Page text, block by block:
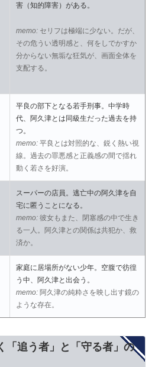
害（知的障害）がある。
memo: セリフは極端に少ない。だが、
その危うい透明感と、何をしでかすか
分からない無垢な狂気が、画面全体を
支配する。
平良の部下となる若手刑事。中学時
代、阿久津とは同級生だった過去を持
つ。
memo: 平良とは対照的な、鋭く熱い視
線。過去の罪悪感と正義感の間で揺れ
動く若さを好演。
スーパーの店員。逃亡中の阿久津を自
宅に匿うことになる。
memo: 彼女もまた、閉塞感の中で生き
る一人。阿久津との関係は共犯か、救
済か。
家庭に居場所がない少年。空腹で彷徨
う中、阿久津と出会う。
memo: 阿久津の純粋さを映し出す鏡の
ような存在。
「追う者」と「守る者」の